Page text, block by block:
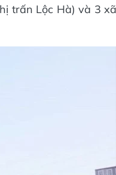
trấn Lộc Hà) và 3 xã